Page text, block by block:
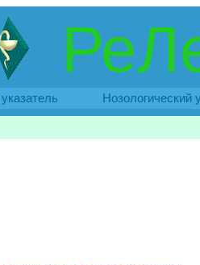
Нозологический